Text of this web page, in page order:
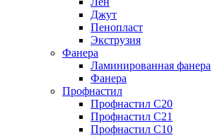
Джут
Пенопласт
Экструзия
Фанера
Ламинированная фанера
Фанера
Профнастил
Профнастил С20
Профнастил С21
Профнастил С10